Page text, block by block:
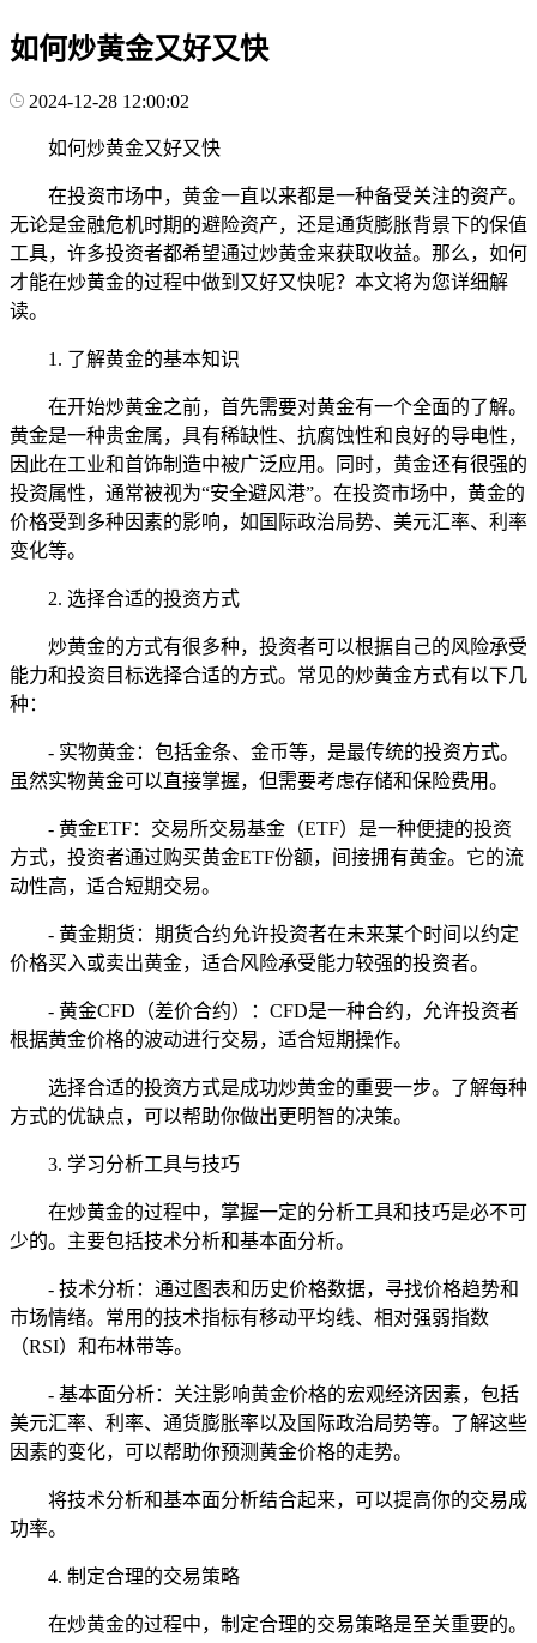
如何炒黄金又好又快
2024-12-28 12:00:02
如何炒黄金又好又快
在投资市场中，黄金一直以来都是一种备受关注的资产。
无论是金融危机时期的避险资产，还是通货膨胀背景下的保值
工具，许多投资者都希望通过炒黄金来获取收益。那么，如何
才能在炒黄金的过程中做到又好又快呢？本文将为您详细解
读。
1. 了解黄金的基本知识
在开始炒黄金之前，首先需要对黄金有一个全面的了解。
黄金是一种贵金属，具有稀缺性、抗腐蚀性和良好的导电性，
因此在工业和首饰制造中被广泛应用。同时，黄金还有很强的
投资属性，通常被视为“安全避风港”。在投资市场中，黄金的
价格受到多种因素的影响，如国际政治局势、美元汇率、利率
变化等。
2. 选择合适的投资方式
炒黄金的方式有很多种，投资者可以根据自己的风险承受
能力和投资目标选择合适的方式。常见的炒黄金方式有以下几
种：
- 实物黄金：包括金条、金币等，是最传统的投资方式。
虽然实物黄金可以直接掌握，但需要考虑存储和保险费用。
- 黄金ETF：交易所交易基金（ETF）是一种便捷的投资
方式，投资者通过购买黄金ETF份额，间接拥有黄金。它的流
动性高，适合短期交易。
- 黄金期货：期货合约允许投资者在未来某个时间以约定
价格买入或卖出黄金，适合风险承受能力较强的投资者。
- 黄金CFD（差价合约）：CFD是一种合约，允许投资者
根据黄金价格的波动进行交易，适合短期操作。
选择合适的投资方式是成功炒黄金的重要一步。了解每种
方式的优缺点，可以帮助你做出更明智的决策。
3. 学习分析工具与技巧
在炒黄金的过程中，掌握一定的分析工具和技巧是必不可
少的。主要包括技术分析和基本面分析。
- 技术分析：通过图表和历史价格数据，寻找价格趋势和
市场情绪。常用的技术指标有移动平均线、相对强弱指数
（RSI）和布林带等。
- 基本面分析：关注影响黄金价格的宏观经济因素，包括
美元汇率、利率、通货膨胀率以及国际政治局势等。了解这些
因素的变化，可以帮助你预测黄金价格的走势。
将技术分析和基本面分析结合起来，可以提高你的交易成
功率。
4. 制定合理的交易策略
在炒黄金的过程中，制定合理的交易策略是至关重要的。